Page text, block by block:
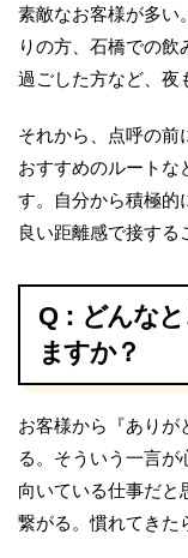
素敵なお客様が多い
りの方、石橋での飲
過ごした方など、夜
それから、点呼の前
おすすめのルートな
す。自分から積極的
良い距離感で接する
Q：どんな
ますか？
お客様から『ありが
る。そういう一言が
向いている仕事だと
繋がる。慣れてきた